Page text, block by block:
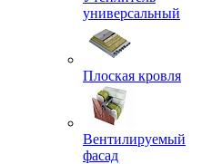
универсальный
Плоская кровля
Вентилируемый
фасад